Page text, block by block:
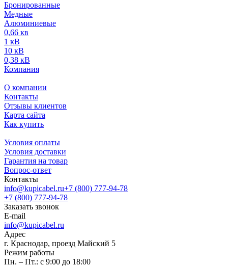
Бронированные
Медные
Алюминиевые
0,66 кв
1 кВ
10 кВ
0,38 кВ
Компания
О компании
Контакты
Отзывы клиентов
Карта сайта
Как купить
Условия оплаты
Условия доставки
Гарантия на товар
Вопрос-ответ
Контакты
info@kupicabel.ru+7 (800) 777-94-78
+7 (800) 777-94-78
Заказать звонок
E-mail
info@kupicabel.ru
Адрес
г. Краснодар, проезд Майский 5
Режим работы
Пн. – Пт.: с 9:00 до 18:00